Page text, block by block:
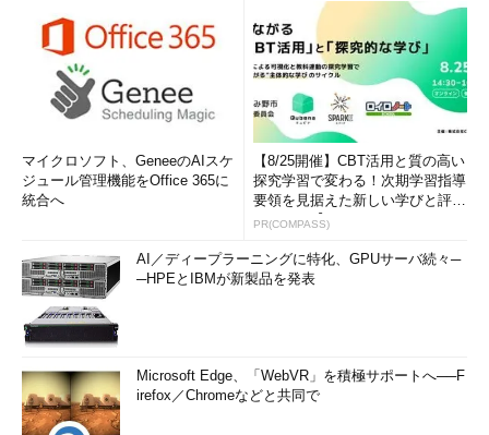
マイクロソフト、GeneeのAIスケ
ジュール管理機能をOffice 365に
統合へ
【8/25開催】CBT活用と質の高い
探究学習で変わる！次期学習指導
要領を見据えた新しい学びと評価
のカタチ【オンラインイベ...
PR(COMPASS)
AI／ディープラーニングに特化、GPUサーバ続々─
─HPEとIBMが新製品を発表
Microsoft Edge、「WebVR」を積極サポートへ──F
irefox／Chromeなどと共同で